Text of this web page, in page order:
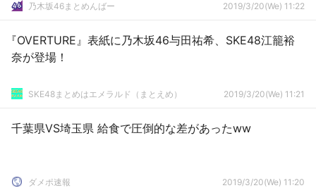
乃木坂46まとめんばー 2019/3/20(We) 11:22
『OVERTURE』表紙に乃木坂46与田祐希、SKE48江籠裕
奈が登場！
SKE48まとめはエメラルド（まとえめ） 2019/3/20(We) 11:21
千葉県VS埼玉県 給食で圧倒的な差があったww
ダメポ速報 2019/3/20(We) 11:20